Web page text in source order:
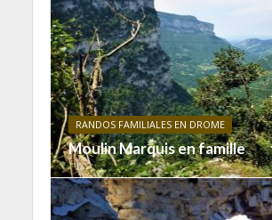
RANDOS FAMILIALES EN DROME
Moulin Marquis en famille